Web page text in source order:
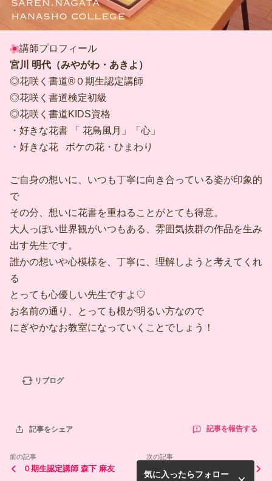
講師プロフィール
宮川 明代（みやがわ・あきよ）
◎花咲く書道®０期生認定講師
◎花咲く書道検定初級
◎花咲く書道KIDS資格
・好きな花書 「 花鳥風月」「心」
・好きな花 ボケの花・ひまわり
ご自身の想いに、いつも丁寧に向き合っている姿が印象的
で
その分、想いに花書を重ねることがとても得意。
大人っぽい世界観がいつもある、雰囲気抜群の作品を生み
出す先生です。
誰かの想いや心模様を、丁寧に、理解しようと考えてくれ
る
とっても心優しい先生ですよ♡
お名前の通り、とっても根が明るい方なので
にぎやかなお教室になっていくことでしょう！
リブログ
記事をシェア 記事を報告する
前の記事
０期生認定講師 森下 麻友
次の記事
０期生認定講師 真下 孝子
気に入ったらフォロー